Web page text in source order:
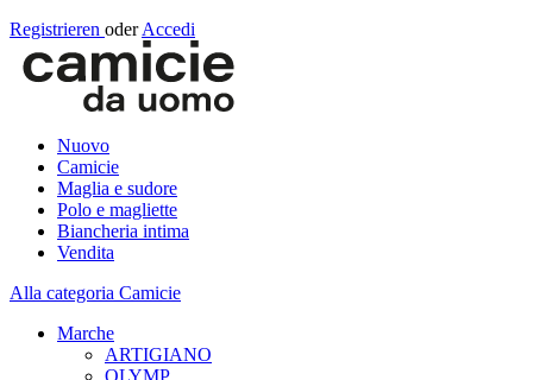
Registrieren oder Accedi
Nuovo
Camicie
Maglia e sudore
Polo e magliette
Biancheria intima
Vendita
Alla categoria Camicie
Marche
ARTIGIANO
OLYMP